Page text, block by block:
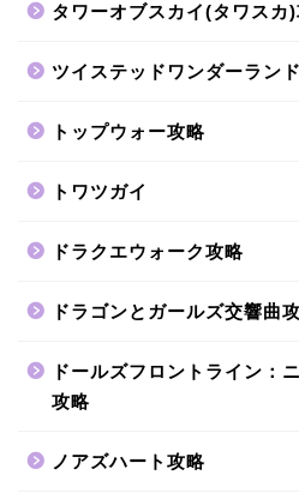
タワーオブスカイ(タワスカ
ツイステッドワンダーラン
トップウォー攻略
トワツガイ
ドラクエウォーク攻略
ドラゴンとガールズ交響曲
ドールズフロントライン：
攻略
ノアズハート攻略